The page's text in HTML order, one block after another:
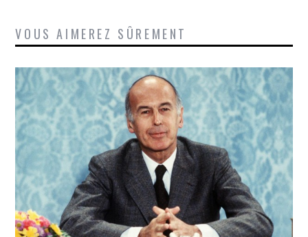
VOUS AIMEREZ SÛREMENT